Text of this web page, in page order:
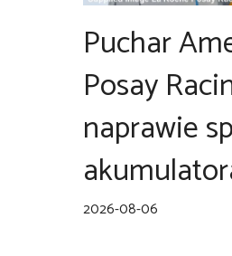
Puchar
Posay
naprawie
2026-08-06